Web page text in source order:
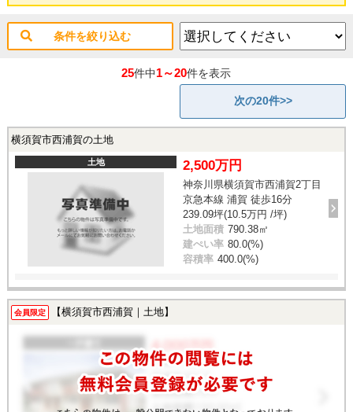
条件を絞り込む
25件中1～20件を表示
次の20件>>
横須賀市西浦賀の土地
土地 2,500万円
神奈川県横須賀市西浦賀2丁目
京急本線 浦賀 徒歩16分
239.09坪(10.5万円 /坪)
土地面積 790.38㎡
建ぺい率 80.0(%)
容積率 400.0(%)
会員限定 【横須賀市西浦賀｜土地】